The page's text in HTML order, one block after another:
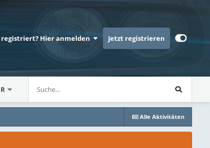
registriert? Hier anmelden Jetzt registrieren
Alle Aktivitäten